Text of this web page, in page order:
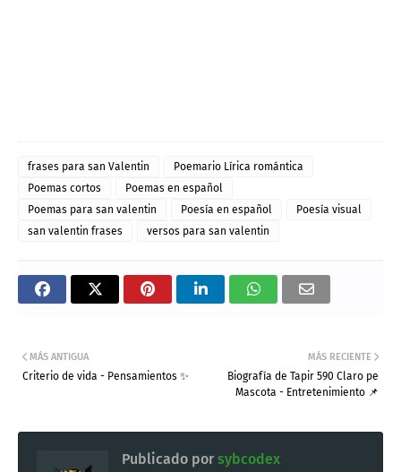
frases para san Valentin
Poemario Lírica romántica
Poemas cortos
Poemas en español
Poemas para san valentin
Poesía en español
Poesía visual
san valentin frases
versos para san valentin
MÁS RECIENTE
Biografía de Tapir 590 Claro pe
Mascota - Entretenimiento 📌
MÁS ANTIGUA
Criterio de vida - Pensamientos ✨
Publicado por sybcodex